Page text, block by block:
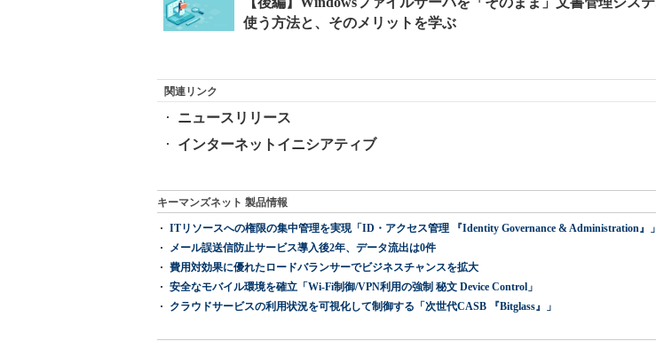
関連リンク
ニュースリリース
インターネットイニシアティブ
キーマンズネット 製品情報
ITリソースへの権限の集中管理を実現「ID・アクセス管理 『Identity Governance & Administration』」
メール誤送信防止サービス導入後2年、データ流出は0件
費用対効果に優れたロードバランサーでビジネスチャンスを拡大
安全なモバイル環境を確立「Wi-Fi制御/VPN利用の強制 秘文 Device Control」
クラウドサービスの利用状況を可視化して制御する「次世代CASB 『Bitglass』」